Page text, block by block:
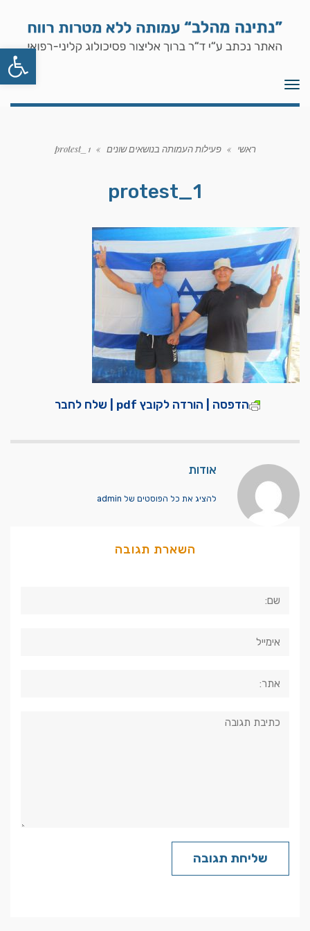
פתח
תפריט
ראשי » פעילות העמותה בנושאים שונים »
protest_1
protest_1
הדפסה | הורדה לקובץ pdf | שלח לחבר
אודות
להציג את כל הפוסטים של admin
השארת תגובה